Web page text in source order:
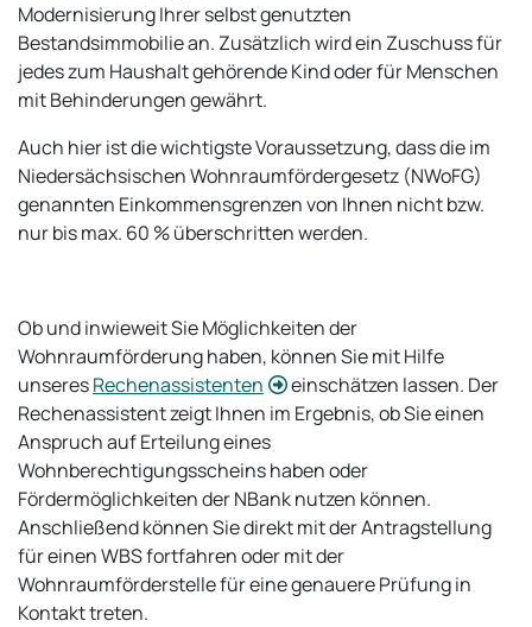
Modernisierung Ihrer selbst genutzten
Bestandsimmobilie an. Zusätzlich wird ein Zuschuss für
jedes zum Haushalt gehörende Kind oder für Menschen
mit Behinderungen gewährt.
Auch hier ist die wichtigste Voraussetzung, dass die im
Niedersächsischen Wohnraumfördergesetz (NWoFG)
genannten Einkommensgrenzen von Ihnen nicht bzw.
nur bis max. 60 % überschritten werden.
Ob und inwieweit Sie Möglichkeiten der
Wohnraumförderung haben, können Sie mit Hilfe
unseresRechenassistenten
einschätzen lassen. Der
Rechenassistent zeigt Ihnen im Ergebnis, ob Sie einen
Anspruch auf Erteilung eines
Wohnberechtigungsscheins haben oder
Fördermöglichkeiten der NBank nutzen können.
Anschließend können Sie direkt mit der Antragstellung
für einen WBS fortfahren oder mit der
Wohnraumförderstelle für eine genauere Prüfung in
Kontakt treten.